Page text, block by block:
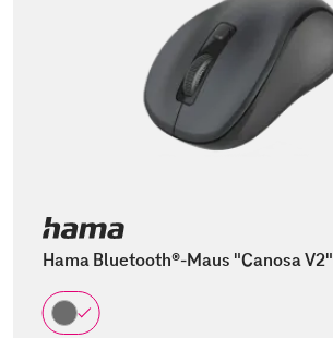
Hama Bluetooth®-Maus "Canosa V2"